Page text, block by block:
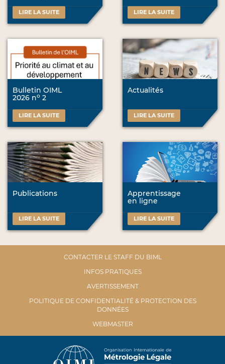
LIRE LA SUITE LIRE LA SUITE
Bulletin OIML
2026 no 2
LIRE LA SUITE
Actualités
LIRE LA SUITE
Publications
LIRE LA SUITE
Apprentissage
en ligne
LIRE LA SUITE
CONTACTER LE STAFF DU BIML
INFOS PRATIQUES
AVERTISSEMENT
POLITIQUE DE CONFIDENTIALITÉ & PROTECTION DES
DONNÉES
WEBMASTER